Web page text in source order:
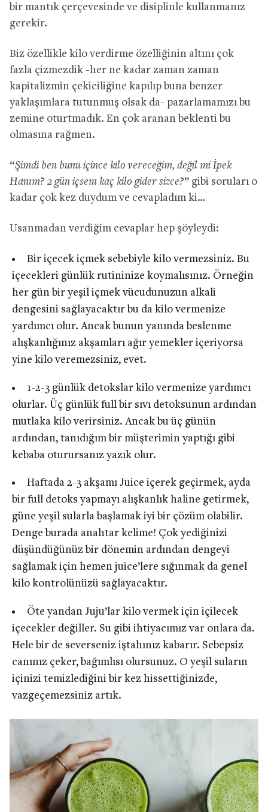
bir mantık çerçevesinde ve disiplinle kullanmanız
gerekir.
Biz özellikle kilo verdirme özelliğinin altını çok
fazla çizmezdik -her ne kadar zaman zaman
kapitalizmin çekiciliğine kapılıp buna benzer
yaklaşımlara tutunmuş olsak da- pazarlamamızı bu
zemine oturtmadık. En çok aranan beklenti bu
olmasına rağmen.
“Şimdi ben bunu içince kilo vereceğim, değil mi İpek
Hanım? 2 gün içsem kaç kilo gider sizce?” gibi soruları o
kadar çok kez duydum ve cevapladım ki…
Usanmadan verdiğim cevaplar hep şöyleydi:
Bir içecek içmek sebebiyle kilo vermezsiniz. Bu
içecekleri günlük rutininize koymalısınız. Örneğin
her gün bir yeşil içmek vücudunuzun alkali
dengesini sağlayacaktır bu da kilo vermenize
yardımcı olur. Ancak bunun yanında beslenme
alışkanlığınız akşamları ağır yemekler içeriyorsa
yine kilo veremezsiniz, evet.
1-2-3 günlük detokslar kilo vermenize yardımcı
olurlar. Üç günlük full bir sıvı detoksunun ardından
mutlaka kilo verirsiniz. Ancak bu üç günün
ardından, tanıdığım bir müşterimin yaptığı gibi
kebaba oturursanız yazık olur.
Haftada 2-3 akşamı Juice içerek geçirmek, ayda
bir full detoks yapmayı alışkanlık haline getirmek,
güne yeşil sularla başlamak iyi bir çözüm olabilir.
Denge burada anahtar kelime! Çok yediğinizi
düşündüğünüz bir dönemin ardından dengeyi
sağlamak için hemen juice’lere sığınmak da genel
kilo kontrolünüzü sağlayacaktır.
Öte yandan Juju’lar kilo vermek için içilecek
içecekler değiller. Su gibi ihtiyacımız var onlara da.
Hele bir de severseniz iştahınız kabarır. Sebepsiz
canınız çeker, bağımlısı olursunuz. O yeşil suların
içinizi temizlediğini bir kez hissettiğinizde,
vazgeçemezsiniz artık.